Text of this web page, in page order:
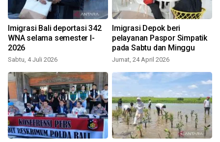
Imigrasi Bali deportasi 342
WNA selama semester I-
2026
Sabtu, 4 Juli 2026
Imigrasi Depok beri
pelayanan Paspor Simpatik
pada Sabtu dan Minggu
Jumat, 24 April 2026